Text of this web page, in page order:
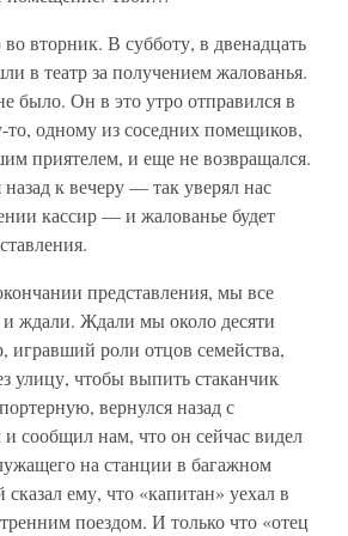
вторник. В субботу, в двенадцать
в театр за получением жалованья.
было. Он в это утро отправился в
то, одному из соседних помещиков,
приятелем, и еще не возвращался.
к вечеру — так уверял нас
кассир — и жалованье будет
представления, мы все
и ждали. Ждали мы около десяти
игравший роли отцов семейства,
улицу, чтобы выпить стаканчик
вернулся назад с
сообщил нам, что он сейчас видел
на станции в багажном
ему, что «капитан» уехал в
поездом. И только что «отец